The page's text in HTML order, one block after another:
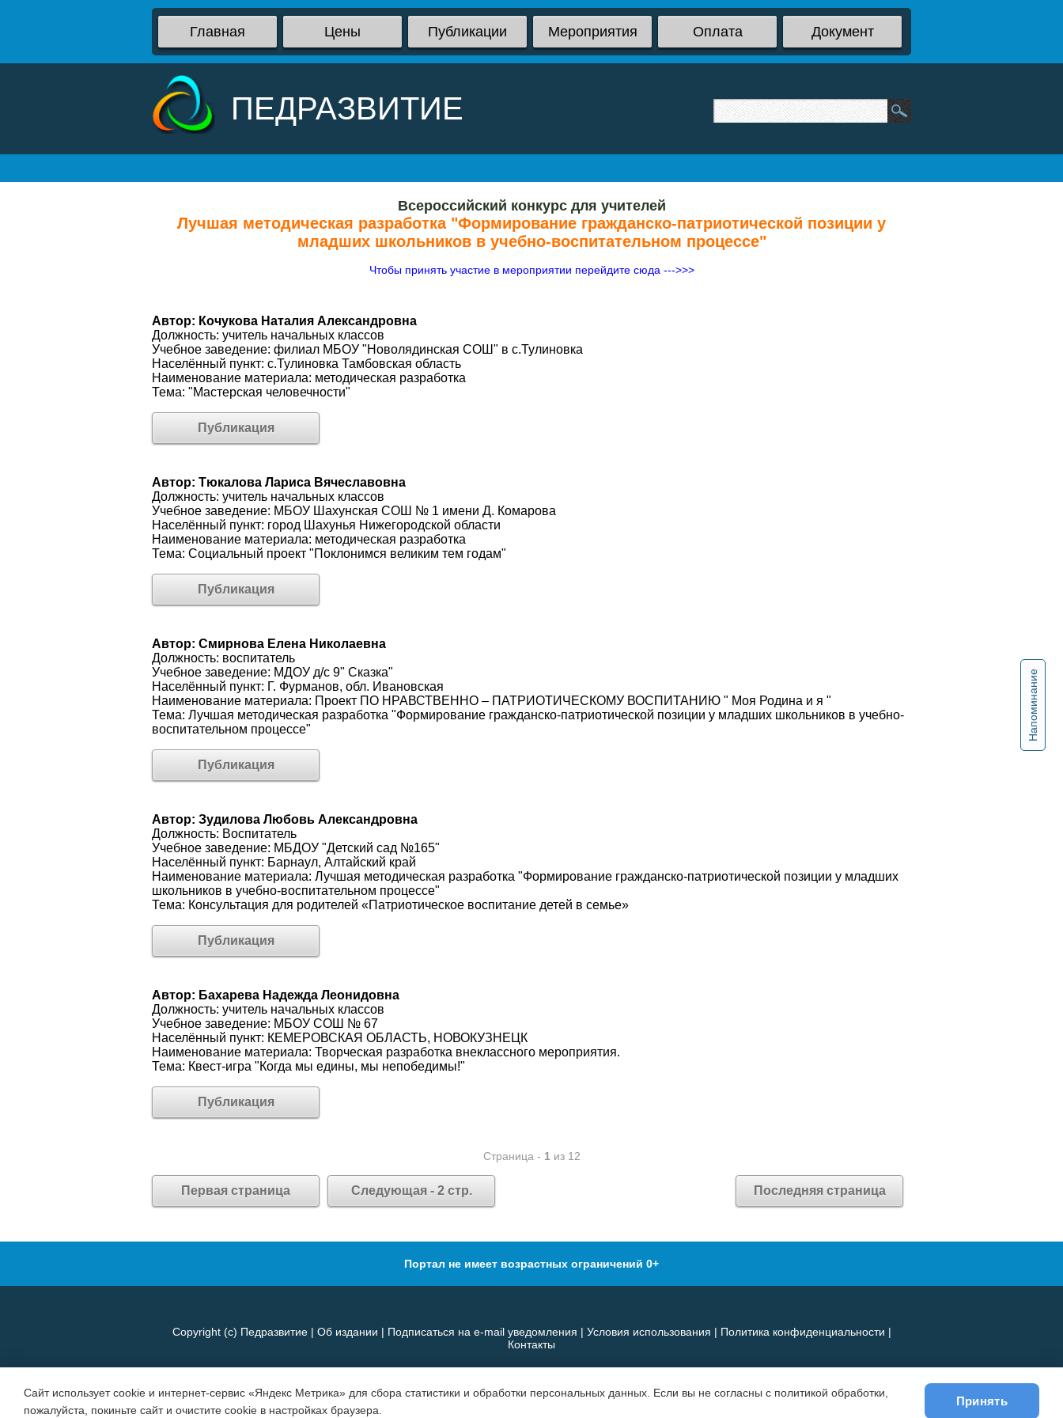
Главная Цены Публикации Мероприятия Оплата Документ
ПЕДРАЗВИТИЕ
Напоминание
Всероссийский конкурс для учителей
Лучшая методическая разработка "Формирование гражданско-патриотической позиции у
младших школьников в учебно-воспитательном процессе"
Чтобы принять участие в мероприятии перейдите сюда --->>>
Автор: Кочукова Наталия Александровна
Должность: учитель начальных классов
Учебное заведение: филиал МБОУ "Новолядинская СОШ" в с.Тулиновка
Населённый пункт: с.Тулиновка Тамбовская область
Наименование материала: методическая разработка
Тема: "Мастерская человечности"
Публикация
Автор: Тюкалова Лариса Вячеславовна
Должность: учитель начальных классов
Учебное заведение: МБОУ Шахунская СОШ № 1 имени Д. Комарова
Населённый пункт: город Шахунья Нижегородской области
Наименование материала: методическая разработка
Тема: Социальный проект "Поклонимся великим тем годам"
Публикация
Автор: Смирнова Елена Николаевна
Должность: воспитатель
Учебное заведение: МДОУ д/с 9" Сказка"
Населённый пункт: Г. Фурманов, обл. Ивановская
Наименование материала: Проект ПО НРАВСТВЕННО – ПАТРИОТИЧЕСКОМУ ВОСПИТАНИЮ " Моя Родина и я "
Тема: Лучшая методическая разработка "Формирование гражданско-патриотической позиции у младших школьников в учебно-
воспитательном процессе"
Публикация
Автор: Зудилова Любовь Александровна
Должность: Воспитатель
Учебное заведение: МБДОУ "Детский сад №165"
Населённый пункт: Барнаул, Алтайский край
Наименование материала: Лучшая методическая разработка "Формирование гражданско-патриотической позиции у младших
школьников в учебно-воспитательном процессе"
Тема: Консультация для родителей «Патриотическое воспитание детей в семье»
Публикация
Автор: Бахарева Надежда Леонидовна
Должность: учитель начальных классов
Учебное заведение: МБОУ СОШ № 67
Населённый пункт: КЕМЕРОВСКАЯ ОБЛАСТЬ, НОВОКУЗНЕЦК
Наименование материала: Творческая разработка внеклассного мероприятия.
Тема: Квест-игра "Когда мы едины, мы непобедимы!"
Публикация
Страница - 1 из 12
Первая страница Последняя страница
Следующая - 2 стр.
Портал не имеет возрастных ограничений 0+
Copyright (c) Педразвитие| Об издании | Подписаться на e-mail уведомления | Условия использования | Политика конфиденциальности |
Контакты
«ПЕДРАЗВИТИЕ» — защищено товарный знак (свид. №781247)
Сайт использует cookie и интернет-сервис «Яндекс Метрика» для сбора статистики и обработки персональных данных. Если вы не согласны с политикой обработки,
пожалуйста, покиньте сайт и очистите cookie в настройках браузера.
Принять